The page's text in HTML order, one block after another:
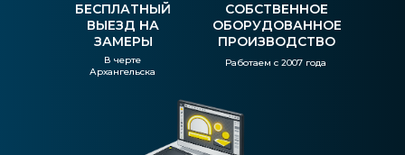
БЕСПЛАТНЫЙ
ВЫЕЗД НА
ЗАМЕРЫ
В черте
Архангельска
Работаем с 2007 года
СОБСТВЕННОЕ
ОБОРУДОВАННОЕ
ПРОИЗВОДСТВО